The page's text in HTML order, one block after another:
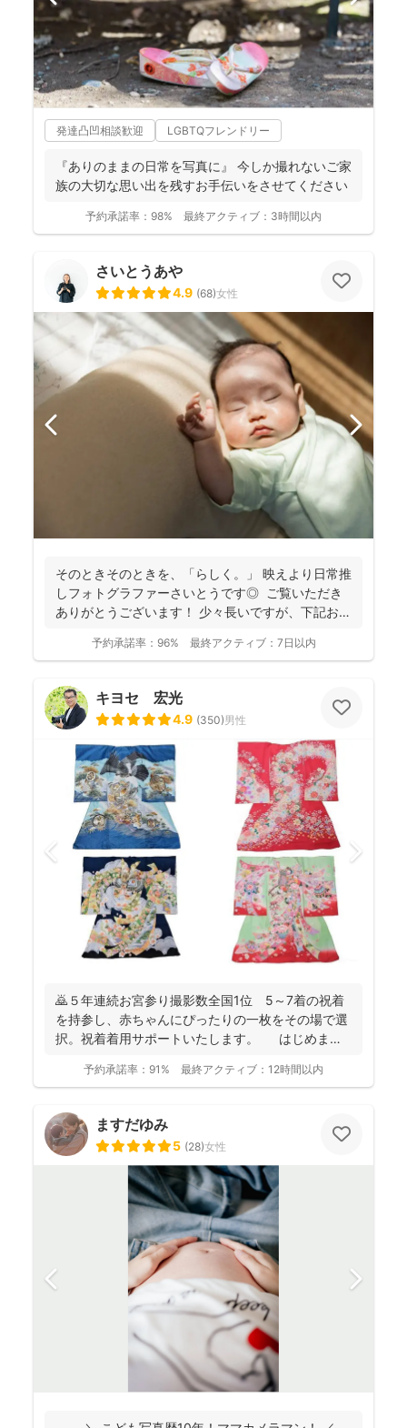
発達凸凹相談歓迎 LGBTQフレンドリー
『ありのままの日常を写真に』 今しか撮れないご家
族の大切な思い出を残すお手伝いをさせてください
予約承諾率： 98% 最終アクティブ： 3時間以内
さいとうあや
4.9 (68)女性
そのときそのときを、「らしく。」 映えより日常推
しフォトグラファーさいとうです◎ ご覧いただき
ありがとうございます！ 少々長いですが、下記お読
予約承諾率： 96% 最終アクティブ： 7日以内
キヨセ 宏光
4.9 (350)男性
🙇５年連続お宮参り撮影数全国1位 5～7着の祝着
を持参し、赤ちゃんにぴったりの一枚をその場で選
択。祝着着用サポートいたします。 はじめまし
予約承諾率： 91% 最終アクティブ： 12時間以内
ますだゆみ
5 (28)女性